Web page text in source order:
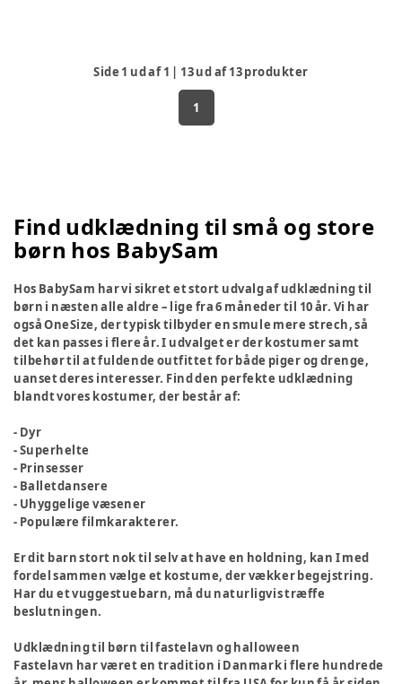
Side 1 ud af1 | 13ud af13produkter
1
Find udklædning til små og store
børn hos BabySam
Hos BabySam har vi sikret et stort udvalg af udklædning til
børn i næsten alle aldre – lige fra 6 måneder til 10 år. Vi har
også OneSize, der typisk tilbyder en smule mere strech, så
det kan passes i flere år. I udvalget er der kostumer samt
tilbehør til at fuldende outfittet for både piger og drenge,
uanset deres interesser. Find den perfekte udklædning
blandt vores kostumer, der består af:
- Dyr
- Superhelte
- Prinsesser
- Balletdansere
- Uhyggelige væsener
- Populære filmkarakterer.
Er dit barn stort nok til selv at have en holdning, kan I med
fordel sammen vælge et kostume, der vækker begejstring.
Har du et vuggestuebarn, må du naturligvis træffe
beslutningen.
Udklædning til børn til fastelavn og halloween
Fastelavn har været en tradition i Danmark i flere hundrede